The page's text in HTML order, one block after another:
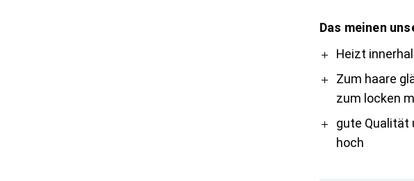
Das meinen
ProHeizt
Zum haare
zum locken
gute Qualität
hoch
Contra